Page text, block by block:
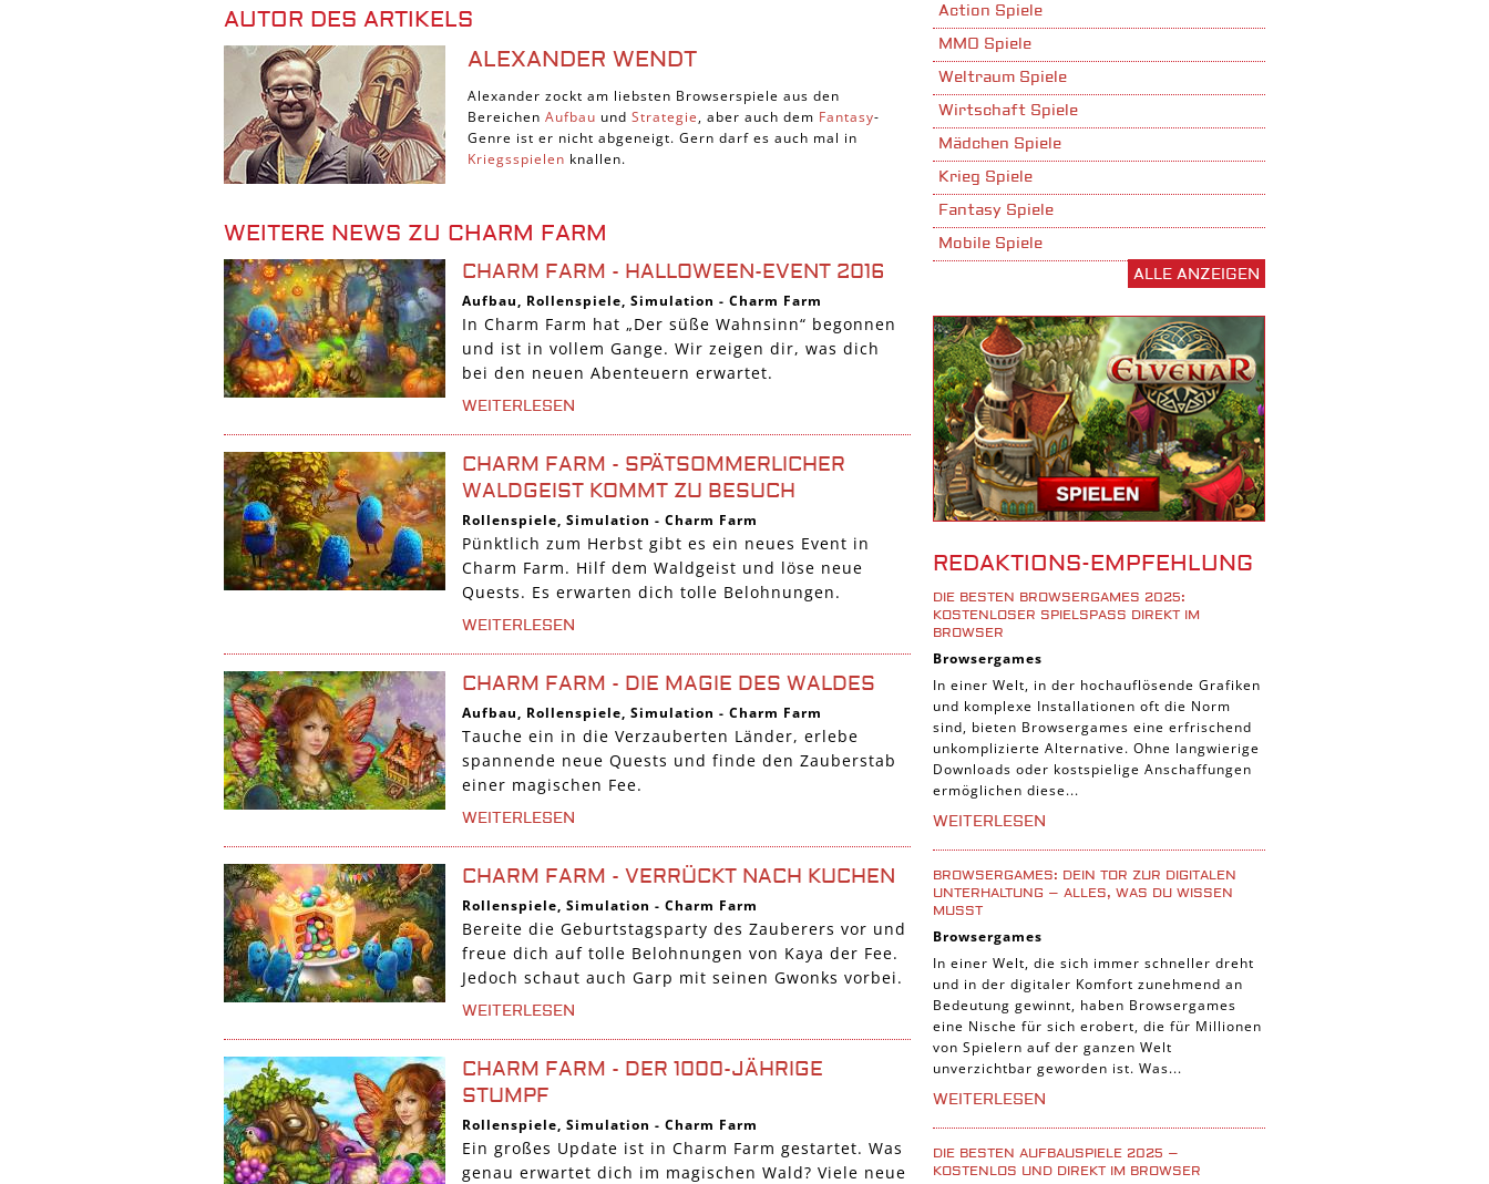
AUTOR DES ARTIKELS
ALEXANDER WENDT
Alexander zockt am liebsten Browserspiele aus den
Bereichen Aufbau und Strategie, aber auch dem Fantasy-
Genre ist er nicht abgeneigt. Gern darf es auch mal in
Kriegsspielen knallen.
WEITERE NEWS ZU CHARM FARM
CHARM FARM - HALLOWEEN-EVENT 2016
Aufbau, Rollenspiele, Simulation - Charm Farm
In Charm Farm hat „Der süße Wahnsinn“ begonnen
und ist in vollem Gange. Wir zeigen dir, was dich
bei den neuen Abenteuern erwartet.
WEITERLESEN
CHARM FARM - SPÄTSOMMERLICHER
WALDGEIST KOMMT ZU BESUCH
Rollenspiele, Simulation - Charm Farm
Pünktlich zum Herbst gibt es ein neues Event in
Charm Farm. Hilf dem Waldgeist und löse neue
Quests. Es erwarten dich tolle Belohnungen.
WEITERLESEN
CHARM FARM - DIE MAGIE DES WALDES
Aufbau, Rollenspiele, Simulation - Charm Farm
Tauche ein in die Verzauberten Länder, erlebe
spannende neue Quests und finde den Zauberstab
einer magischen Fee.
WEITERLESEN
CHARM FARM - VERRÜCKT NACH KUCHEN
Rollenspiele, Simulation - Charm Farm
Bereite die Geburtstagsparty des Zauberers vor und
freue dich auf tolle Belohnungen von Kaya der Fee.
Jedoch schaut auch Garp mit seinen Gwonks vorbei.
WEITERLESEN
CHARM FARM - DER 1000-JÄHRIGE
STUMPF
Rollenspiele, Simulation - Charm Farm
Ein großes Update ist in Charm Farm gestartet. Was
genau erwartet dich im magischen Wald? Viele neue
Action Spiele
MMO Spiele
Weltraum Spiele
Wirtschaft Spiele
Mädchen Spiele
Krieg Spiele
Fantasy Spiele
Mobile Spiele
Download Spiele
3D Spiele
Tablet Spiele
Android Spiele
iPhone Spiele
iOS Spiele
Cross-Platform Spiele
iPad Spiele
Denk Spiele
Piraten Spiele
Sport Spiele
Pferde Spiele
Simulation Spiele
Abenteuer Spiele
Online Spiele
3-Gewinnt Spiele
Trading Card Spiele
Manager Spiele
ALLE ANZEIGEN
REDAKTIONS-EMPFEHLUNG
DIE BESTEN BROWSERGAMES 2025:
KOSTENLOSER SPIELSPASS DIREKT IM B
ROWSER
Browsergames
In einer Welt, in der hochauflösende Grafiken
und komplexe Installationen oft die Norm
sind, bieten Browsergames eine erfrischend
unkomplizierte Alternative. Ohne langwierige
Downloads oder kostspielige Anschaffungen
ermöglichen diese...
WEITERLESEN
BROWSERGAMES: DEIN TOR ZUR DIGITALEN
UNTERHALTUNG – ALLES, WAS DU WISSEN
MUSST
Browsergames
In einer Welt, die sich immer schneller dreht
und in der digitaler Komfort zunehmend an
Bedeutung gewinnt, haben Browsergames
eine Nische für sich erobert, die für Millionen
von Spielern auf der ganzen Welt
unverzichtbar geworden ist. Was...
WEITERLESEN
DIE BESTEN AUFBAUSPIELE 2025 –
KOSTENLOS UND DIREKT IM BROWSER